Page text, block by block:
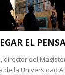
EL
director del
de la Universidad